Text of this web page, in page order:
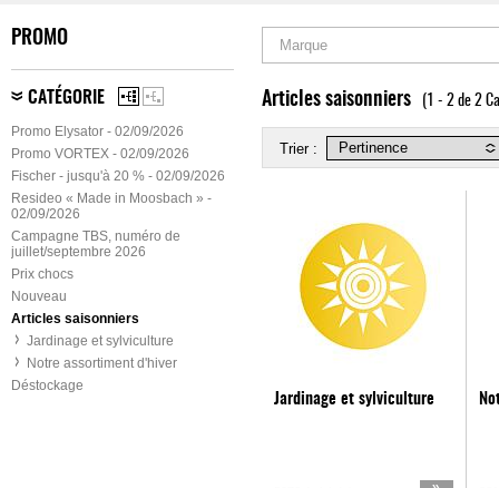
PROMO
CATÉGORIE
Promo Elysator - 02/09/2026
Promo VORTEX - 02/09/2026
Fischer - jusqu'à 20 % - 02/09/2026
Resideo « Made in Moosbach » -
02/09/2026
Campagne TBS, numéro de
juillet/septembre 2026
Prix chocs
Nouveau
Articles saisonniers
Jardinage et sylviculture
Notre assortiment d'hiver
Déstockage
Marque
Articles saisonniers (1 - 2 de 2
Trier :
Jardinage et sylviculture